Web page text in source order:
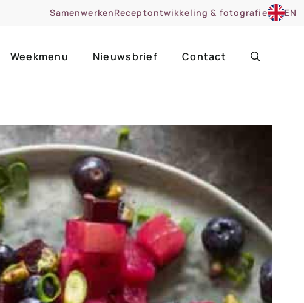
SamenwerkenReceptontwikkeling & fotografie EN
alle groentes
alle fruitsoorten
zomer zoet
barbecue
eenpansgerecht
slow cooker
Weekmenu Nieuwsbrief Contact